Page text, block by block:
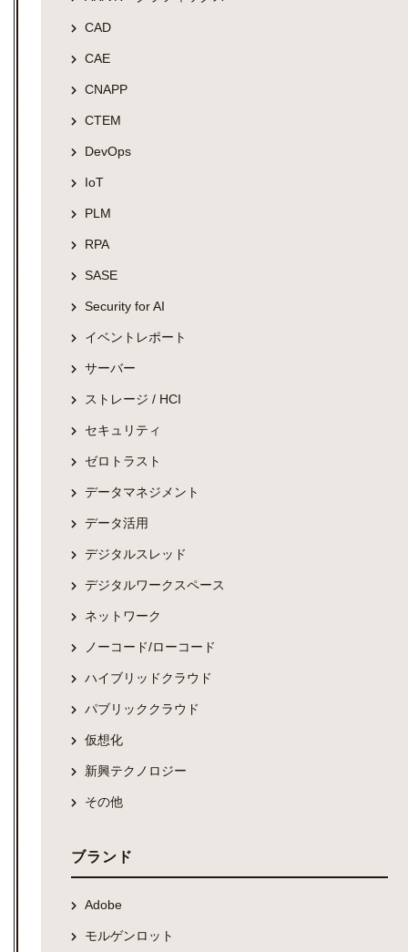
CAD
CAE
CNAPP
CTEM
DevOps
IoT
PLM
RPA
SASE
Security for AI
イベントレポート
サーバー
ストレージ / HCI
セキュリティ
ゼロトラスト
データマネジメント
データ活用
デジタルスレッド
デジタルワークスペース
ネットワーク
ノーコード/ローコード
ハイブリッドクラウド
パブリッククラウド
仮想化
新興テクノロジー
その他
ブランド
Adobe
モルゲンロット